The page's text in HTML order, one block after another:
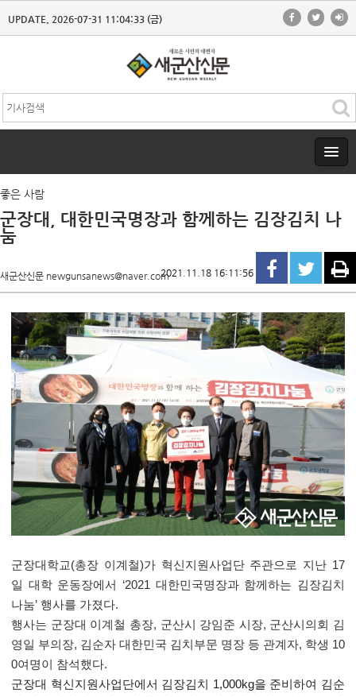
UPDATE. 2026-07-31 11:04:33 (금)
좋은 사람
군장대, 대한민국명장과 함께하는 김장김치 나
눔
새군산신문 newgunsanews@naver.com2021.11.18 16:11:56
군장대학교(총장 이계철)가 혁신지원사업단 주관으로 지난 17
일 대학 운동장에서 ‘2021 대한민국명장과 함께하는 김장김치
나눔’ 행사를 가졌다.
행사는 군장대 이계철 총장, 군산시 강임준 시장, 군산시의회 김
영일 부의장, 김순자 대한민국 김치부문 명장 등 관계자, 학생 10
0여명이 참석했다.
군장대 혁신지원사업단에서 김장김치 1,000kg을 준비하여 김순